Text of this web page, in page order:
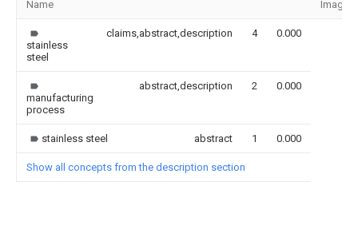
Name Image
stainless
steel
claims,abstract,description 4 0.000
manufacturing
process
abstract,description 2 0.000
stainless steel abstract 1 0.000
Show all concepts from the description section